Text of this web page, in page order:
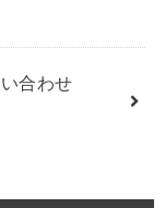
合わせ